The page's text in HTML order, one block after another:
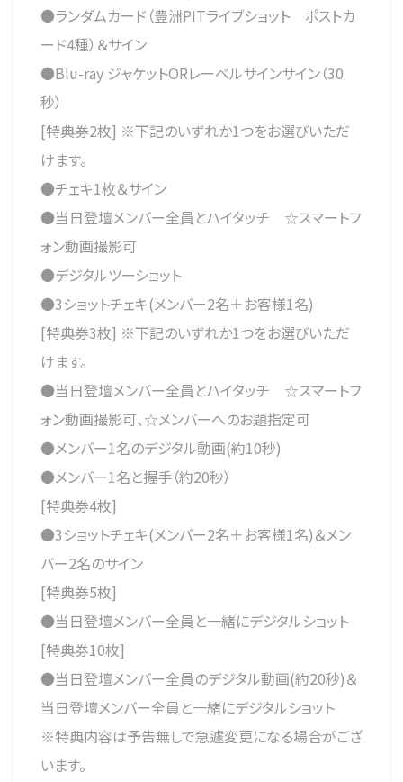
●ランダムカード（豊洲PITライブショット ポストカ
ード4種）＆サイン
●Blu-ray ジャケットORレーベルサインサイン（30
秒）
[特典券2枚] ※下記のいずれか1つをお選びいただ
けます。
●チェキ1枚＆サイン
●当日登壇メンバー全員とハイタッチ ☆スマートフ
ォン動画撮影可
●デジタルツーショット
●3ショットチェキ(メンバー2名＋お客様1名)
[特典券3枚] ※下記のいずれか1つをお選びいただ
けます。
●当日登壇メンバー全員とハイタッチ ☆スマートフ
ォン動画撮影可、☆メンバーへのお題指定可
●メンバー1名のデジタル動画(約10秒)
●メンバー1名と握手（約20秒）
[特典券4枚]
●3ショットチェキ(メンバー2名＋お客様1名)＆メン
バー2名のサイン
[特典券5枚]
●当日登壇メンバー全員と一緒にデジタルショット
[特典券10枚]
●当日登壇メンバー全員のデジタル動画(約20秒)＆
当日登壇メンバー全員と一緒にデジタルショット
※特典内容は予告無しで急遽変更になる場合がござ
います。